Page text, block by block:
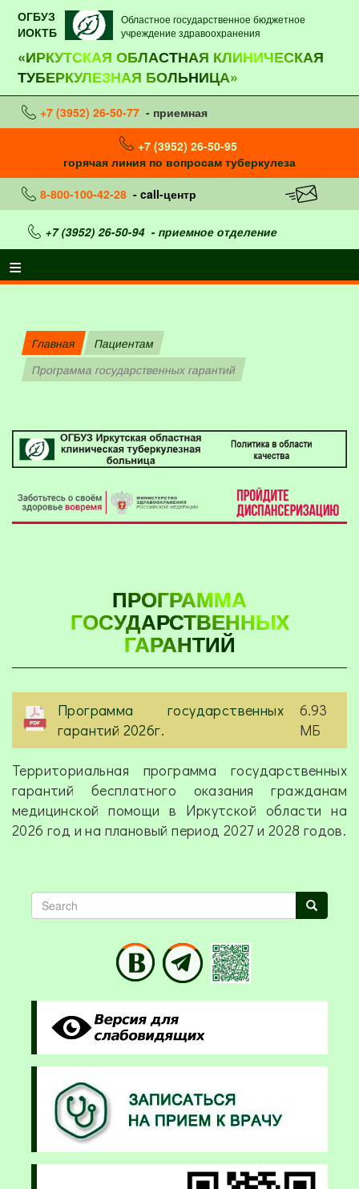
ОГБУЗ
ИОКТБ
Областное государственное бюджетное
учреждение здравоохранения
«ИРКУТСКАЯ ОБЛАСТНАЯ КЛИНИЧЕСКАЯ
ТУБЕРКУЛЕЗНАЯ БОЛЬНИЦА»
+7 (3952) 26-50-77 - приемная
+7 (3952) 26-50-95
горячая линия по вопросам туберкулеза
8-800-100-42-28 - call-центр
+7 (3952) 26-50-94- приемное отделение
Главная
Пациентам
Программа государственных гарантий
ПРОГРАММА
ГОСУДАРСТВЕННЫХ
ГАРАНТИЙ
Программа государственных
гарантий 2026г.
6.93
МБ
Территориальная программа государственных
гарантий бесплатного оказания гражданам
медицинской помощи в Иркутской области на
2026 год и на плановый период 2027 и 2028 годов.
Search Search